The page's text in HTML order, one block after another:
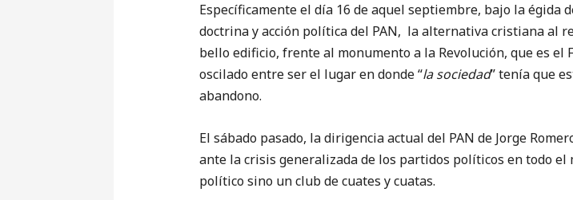
Específicamente el día 16 de aquel septiembre, bajo la égida
doctrina y acción política del PAN, la alternativa cristiana al
bello edificio, frente al monumento a la Revolución, que es
oscilado entre ser el lugar en donde “la sociedad” tenía que
abandono.
El sábado pasado, la dirigencia actual del PAN de Jorge
ante la crisis generalizada de los partidos políticos en todo
político sino un club de cuates y cuatas.